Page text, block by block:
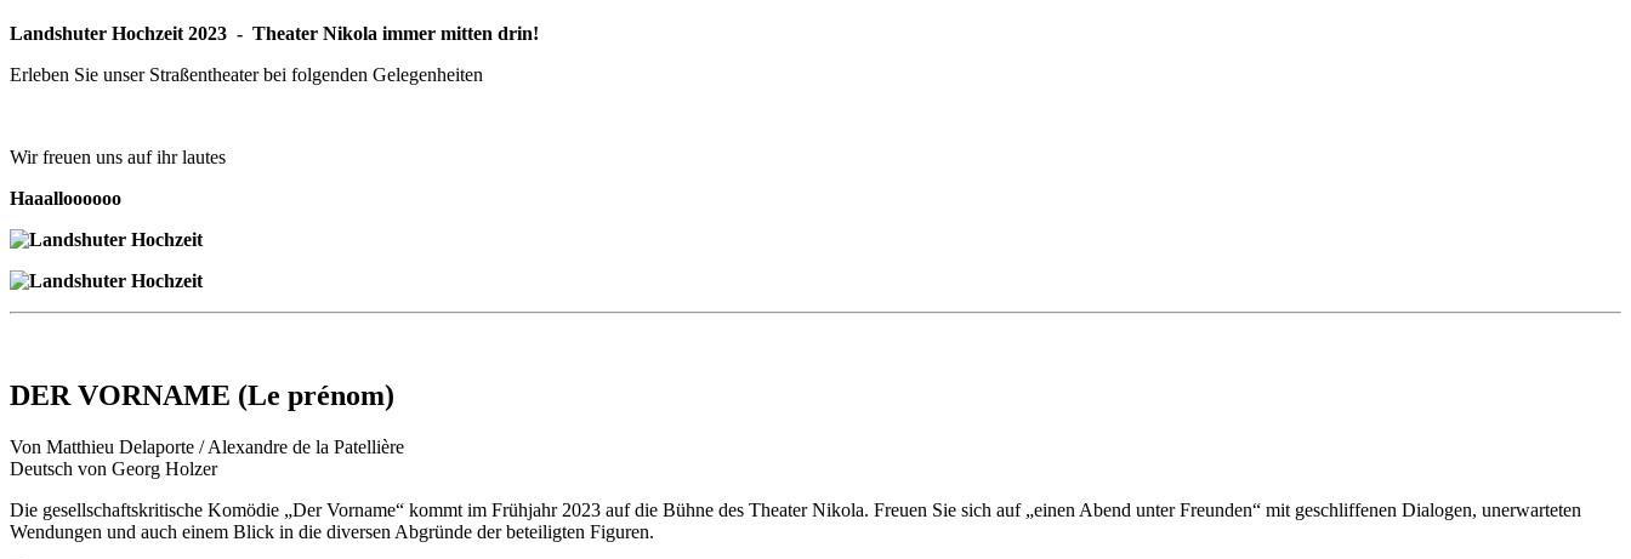
Landshuter Hochzeit 2023 - Theater Nikola immer mitten drin!
Erleben Sie unser Straßentheater bei folgenden Gelegenheiten
Wir freuen uns auf ihr lautes
Haaalloooooo
DER VORNAME (Le prénom)
Von Matthieu Delaporte / Alexandre de la Patellière
Deutsch von Georg Holzer
Die gesellschaftskritische Komödie „Der Vorname“ kommt im Frühjahr 2023 auf die Bühne des Theater Nikola. Freuen Sie sich auf „einen Abend unter Freunden“ mit geschliffenen Dialogen, unerwarteten
Wendungen und auch einem Blick in die diversen Abgründe der beteiligten Figuren.